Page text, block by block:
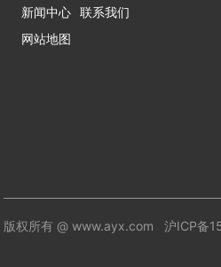
新闻中心 联系我们
网站地图
版权所有 @ www.ayx.com沪ICP备